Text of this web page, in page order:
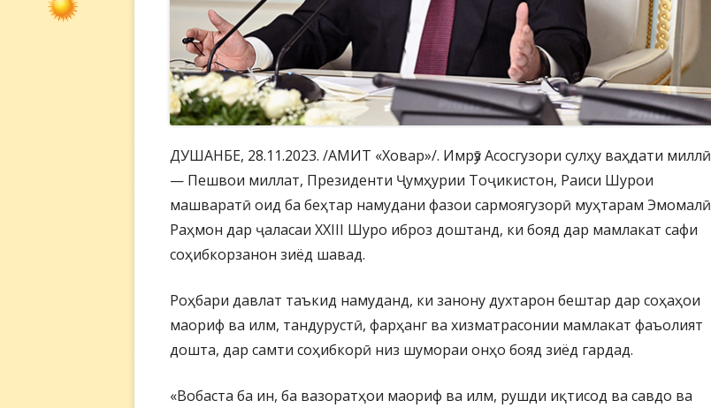
ДУШАНБЕ, 28.11.2023. /АМИТ «Ховар»/. Имрӯз Асосгузори сулҳу ваҳдати миллӣ
— Пешвои миллат, Президенти Ҷумҳурии Тоҷикистон, Раиси Шурои
машваратӣ оид ба беҳтар намудани фазои сармоягузорӣ муҳтарам Эмомалӣ
Раҳмон дар ҷаласаи XXIII Шуро иброз доштанд, ки бояд дар мамлакат сафи
соҳибкорзанон зиёд шавад.
Роҳбари давлат таъкид намуданд, ки занону духтарон бештар дар соҳаҳои
маориф ва илм, тандурустӣ, фарҳанг ва хизматрасонии мамлакат фаъолият
дошта, дар самти соҳибкорӣ низ шумораи онҳо бояд зиёд гардад.
«Вобаста ба ин, ба вазоратҳои маориф ва илм, рушди иқтисод ва савдо ва